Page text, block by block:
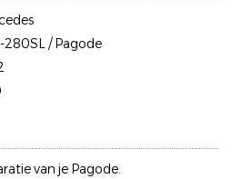
/ Pagode
van je Pagode.